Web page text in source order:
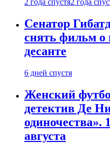
2 года спустя2 года
Сенатор
снять фильм о
десанте
6 дней спустя
Женский
детектив Де
одиночества».
августа